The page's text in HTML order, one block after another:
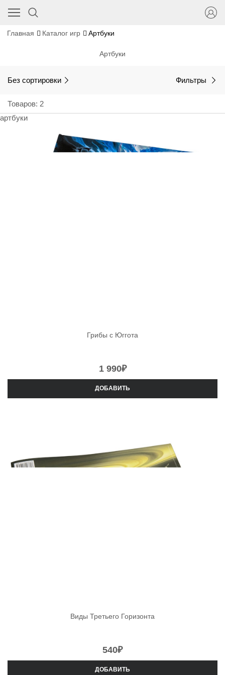
Главная Каталог игр Артбуки
Артбуки
Без сортировки Фильтры
Товаров: 2
артбуки
Грибы с Юггота
1 990₽
ДОБАВИТЬ
Виды Третьего Горизонта
540₽
ДОБАВИТЬ